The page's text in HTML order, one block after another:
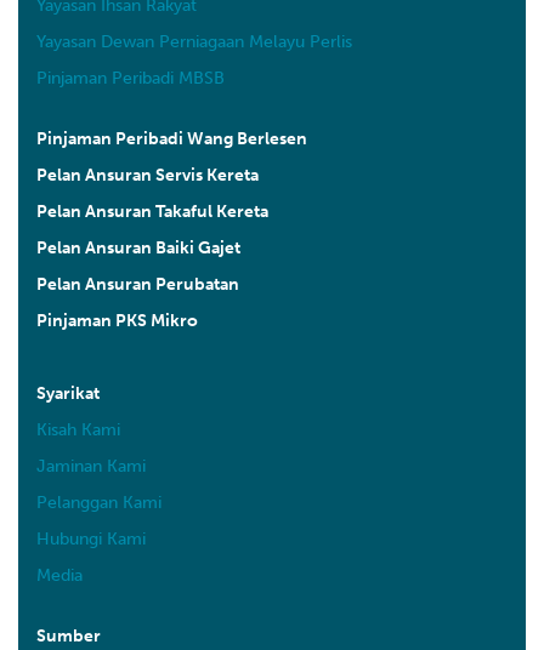
Yayasan Ihsan Rakyat
Yayasan Dewan Perniagaan Melayu Perlis
Pinjaman Peribadi MBSB
Syarikat
Kisah Kami
Jaminan Kami
Pelanggan Kami
Hubungi Kami
Media
Pinjaman Peribadi Wang Berlesen
Pelan Ansuran Servis Kereta
Pelan Ansuran Takaful Kereta
Pelan Ansuran Baiki Gajet
Pelan Ansuran Perubatan
Pinjaman PKS Mikro
Sumber